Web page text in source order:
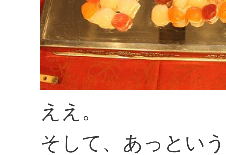
ええ。
そして、あっとい